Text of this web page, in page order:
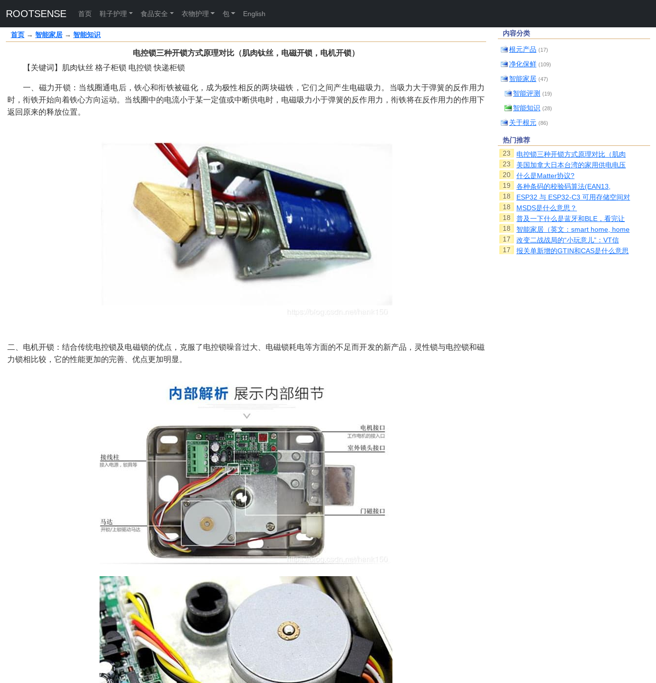
ROOTSENSE 首页 鞋子护理 食品安全 衣物护理 包 English
首页 → 智能家居 → 智能知识
电控锁三种开锁方式原理对比（肌肉钛丝，电磁开锁，电机开锁）
【关键词】肌肉钛丝 格子柜锁 电控锁 快递柜锁
一、磁力开锁：当线圈通电后，铁心和衔铁被磁化，成为极性相反的两块磁铁，它们之间产生电磁吸力。当吸力大于弹簧的反作用力
时，衔铁开始向着铁心方向运动。当线圈中的电流小于某一定值或中断供电时，电磁吸力小于弹簧的反作用力，衔铁将在反作用力的作用下
返回原来的释放位置。
二、电机开锁：结合传统电控锁及电磁锁的优点，克服了电控锁噪音过大、电磁锁耗电等方面的不足而开发的新产品，灵性锁与电控锁和磁
力锁相比较，它的性能更加的完善、优点更加明显。
内容分类
根元产品 (17)
净化保鲜 (109)
智能家居 (47)
智能评测 (19)
智能知识 (28)
关于根元 (86)
热门推荐
23
电控锁三种开锁方式原理对比（肌肉
23
美国加拿大日本台湾的家用供电电压
20
什么是Matter协议?
19
各种条码的校验码算法(EAN13,
18
ESP32 与 ESP32-C3 可用存储空间对
18
MSDS是什么意思？
18
普及一下什么是蓝牙和BLE，看完让
18
智能家居（英文：smart home, home
17
改变二战战局的“小玩意儿”：VT信
17
报关单新增的GTIN和CAS是什么意思